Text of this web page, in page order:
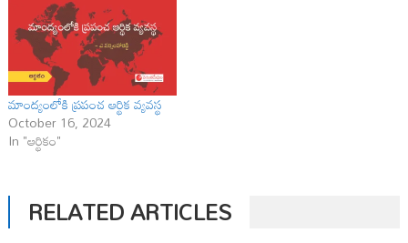
మాంద్యంలోకి ప్రపంచ ఆర్థిక వ్యవస్థ
October 16, 2024
In "ఆర్థికం"
RELATED ARTICLES